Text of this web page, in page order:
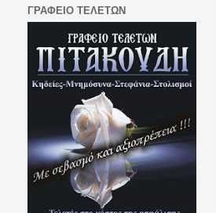
ΓΡΑΦΕΙΟ ΤΕΛΕΤΩΝ